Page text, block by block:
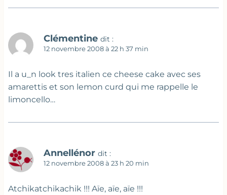
Clémentine dit :
12 novembre 2008 à 22 h 37 min
Il a u_n look tres italien ce cheese cake avec ses
amarettis et son lemon curd qui me rappelle le
limoncello…
Annellénor dit :
12 novembre 2008 à 23 h 20 min
Atchikatchikachik !!! Aïe, aïe, aïe !!!